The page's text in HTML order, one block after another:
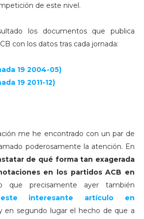
de este nivel.
los documentos que publica
con los datos tras cada jornada:
19 2004-05)
19 2011-12)
me he encontrado con un par de
poderosamente la atención. En
de qué forma tan exagerada
en los partidos ACB en
que precisamente ayer también
este interesante artículo en
en segundo lugar el hecho de que a